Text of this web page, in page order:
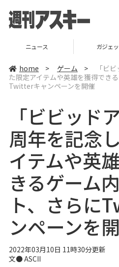
ニュース ガジェ
home > ゲーム >
「ビ
た限定アイテムや英雄を獲得でき
Twitterキャンペーンを開催
「ビビッド
周年を記念
イテムや英
きるゲーム
ト、さらに
ンペーンを
2022年03月10日 11時30分更新
文● ASCII